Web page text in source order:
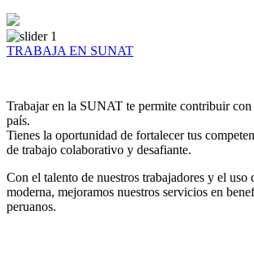
TRABAJA EN SUNAT
Trabajar en la SUNAT te permite contribuir con
país.
Tienes la oportunidad de fortalecer tus
de trabajo colaborativo y desafiante.
Con el talento de nuestros trabajadores y el uso
moderna, mejoramos nuestros servicios en
peruanos.